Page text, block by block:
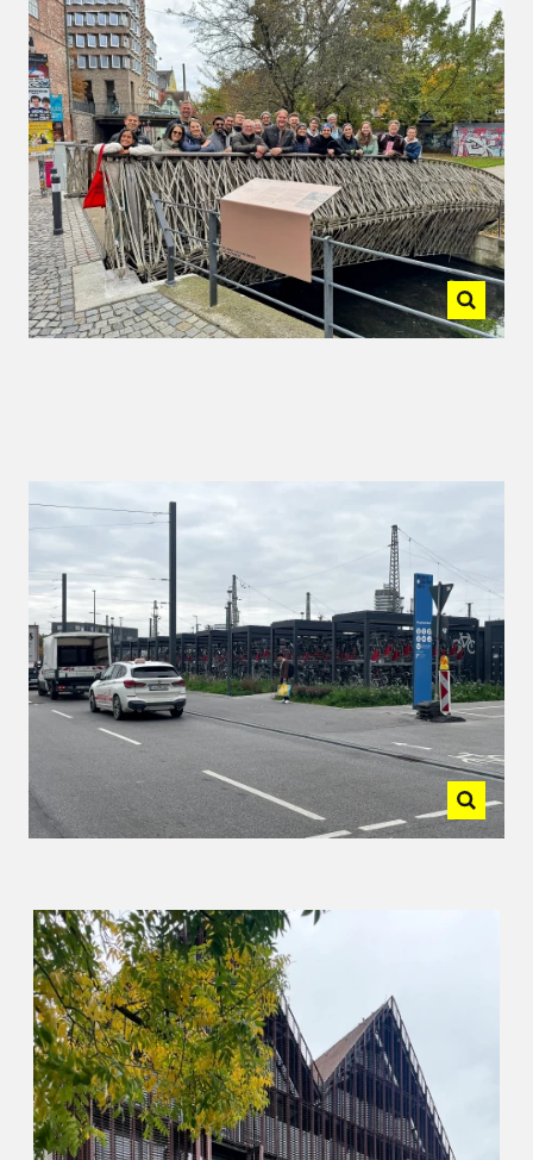
Diese unkonventionelle
Brückenkonstruktion aus nachwachsenden
Rohstoffen steht nicht nur architektonisch
für Neues, sondern vor allem für den
Umgang mit Materialien in einer zirkulären
Bauweise – ein Thema, das auch bei uns in
vielen Projekten eine zentrale Rolle spielt.
Kulinarisch klang der Tag in der Markthalle
„Die Halle“ aus, wo wir zwischen vier Food-
bei der Anreise, auf der Rückreise für ein
sportliches Finale: Verspätungen, spontane
Plattformwechsel und kreative
Teamkoordination gehörten ebenso zum
Tag wie Fachgespräche und Architektur.
Gut, dass wir in Sachen Projektsteuerung
trainiert sind. 😉